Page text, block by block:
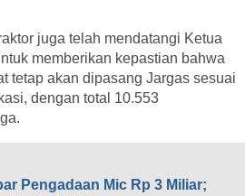
juga telah mendatangi Ketua
memberikan kepastian bahwa
tetap akan dipasang Jargas sesuai
dengan total 10.553
Pengadaan Mic Rp 3 Miliar;